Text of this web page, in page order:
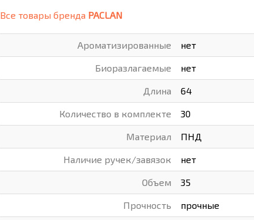
ХОЗТОВАРЫ
ЭЛЕКТРОТОВАРЫ И ОСВЕЩЕНИЕ
Все товары бренда PACLAN
Ароматизированные нет
Биоразлагаемые нет
Длина 64
Количество в комплекте 30
Материал ПНД
Наличие ручек/завязок нет
Объем 35
Прочность прочные